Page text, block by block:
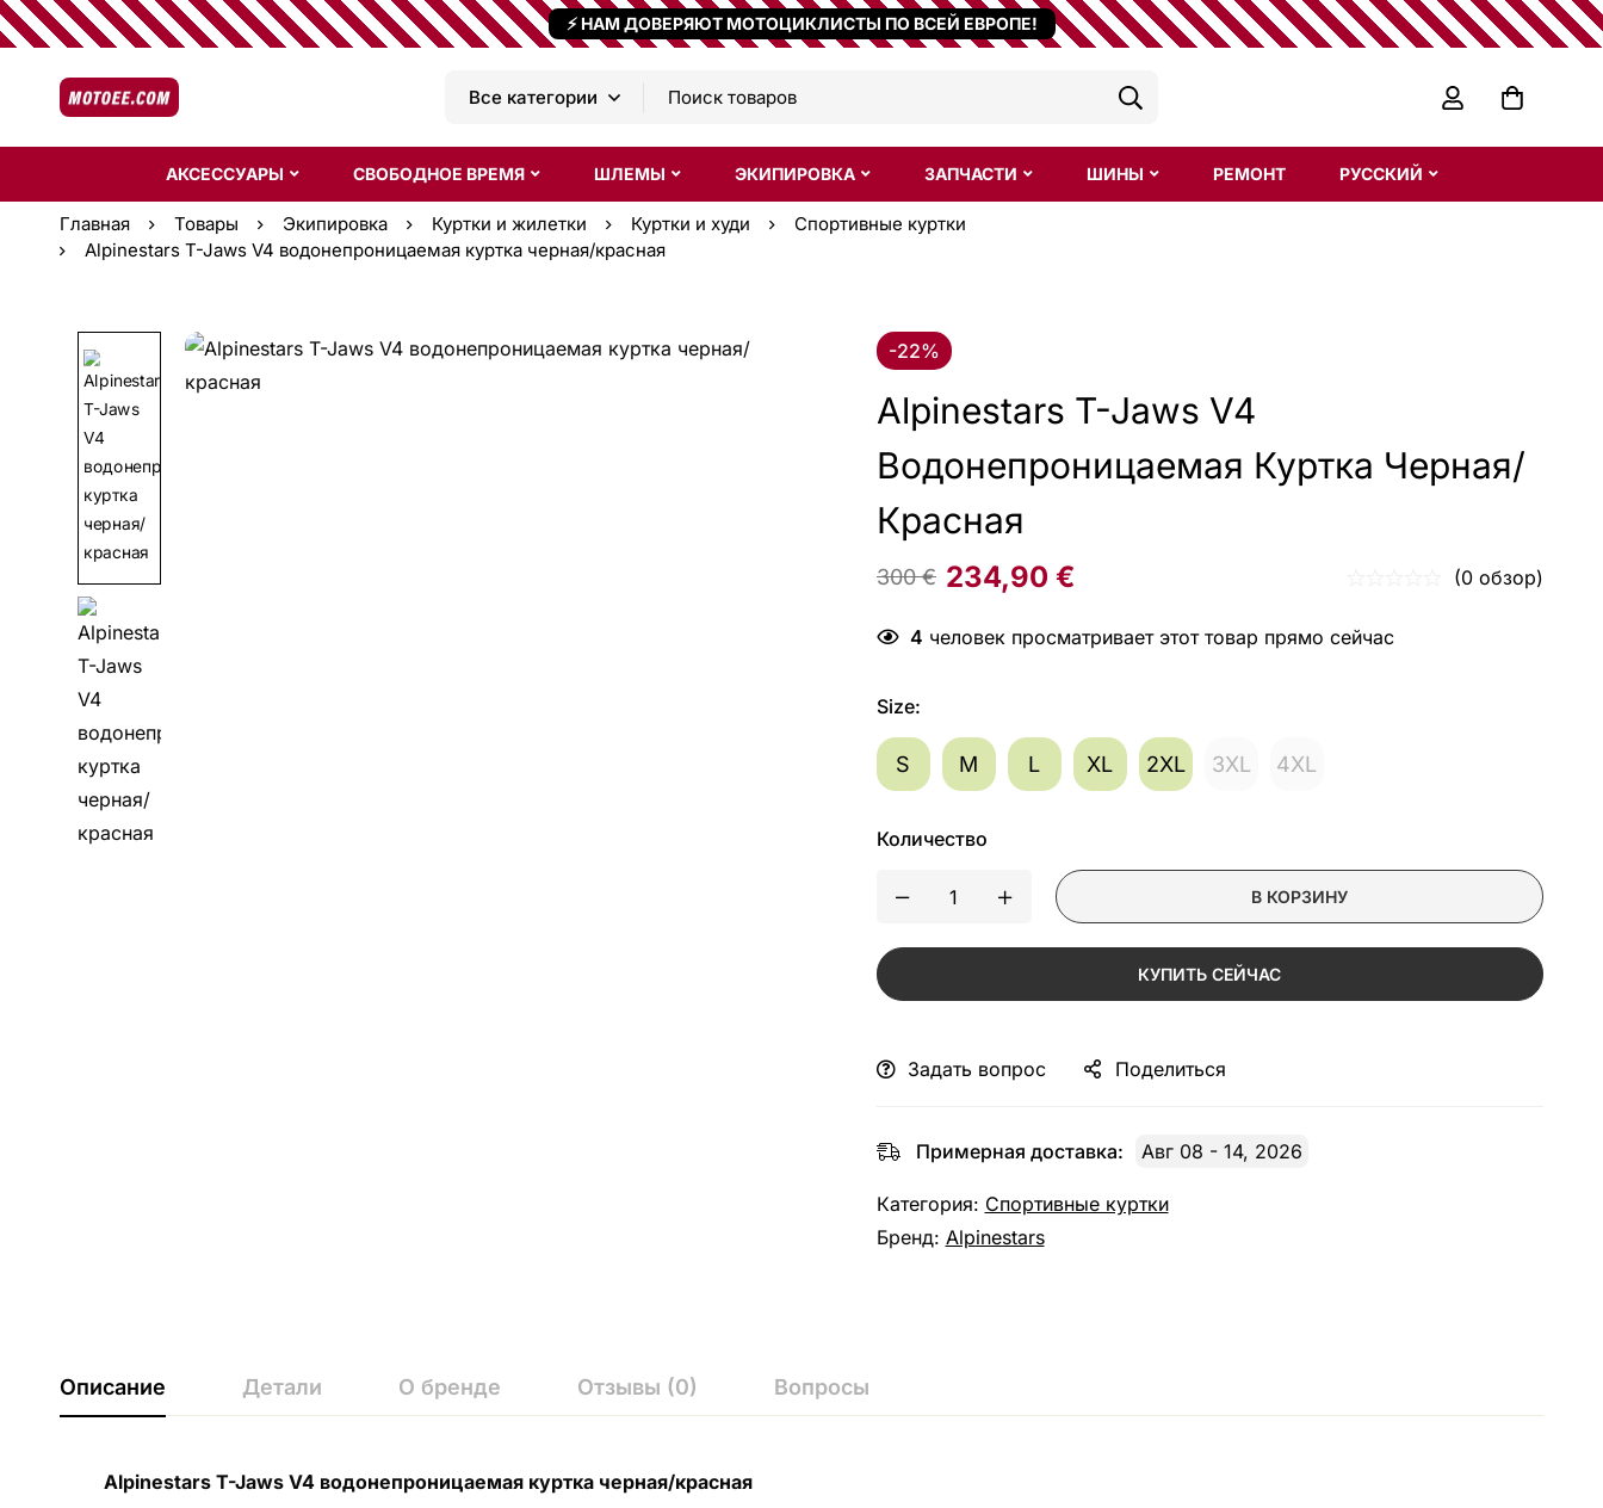
⚡ НАМ ДОВЕРЯЮТ МОТОЦИКЛИСТЫ ПО ВСЕЙ ЕВРОПЕ!
АКСЕССУАРЫ СВОБОДНОЕ ВРЕМЯ ШЛЕМЫ ЭКИПИРОВКА ЗАПЧАСТИ ШИНЫ РЕМОНТ РУССКИЙ
Главная Товары Экипировка Куртки и жилетки Куртки и худи
Спортивные куртки
Alpinestars T-Jaws V4 водонепроницаемая куртка черная/красная
-22%
Alpinestars T-Jaws V4
Водонепроницаемая Куртка Черная/
Красная
300€ 234,90 € (0 обзор)
4 человек просматривает этот товар прямо сейчас
Size:
S M L XL 2XL 3XL 4XL
Количество
В КОРЗИНУ
КУПИТЬ СЕЙЧАС
Задать вопрос Поделиться
Примерная доставка: Авг 08 - 14, 2026
Категория: Спортивные куртки
Бренд: Alpinestars
Описание Детали О бренде Отзывы (0) Вопросы
Alpinestars T-Jaws V4 водонепроницаемая куртка черная/красная